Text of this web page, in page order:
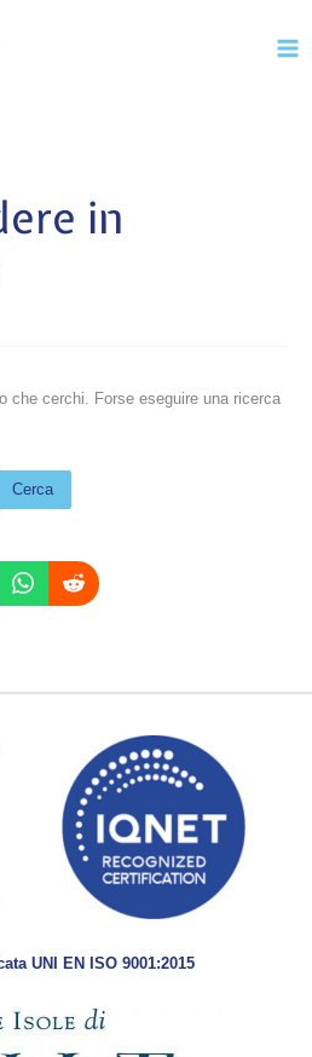
in
che cerchi. Forse eseguire una ricerca
UNI EN ISO 9001:2015